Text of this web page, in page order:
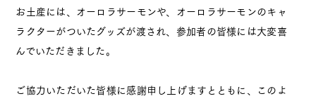
ブルーベリー
公式 Instagram
お土産には、オーロラサーモンや、オーロラサーモンのキャ
ラクターがついたグッズが渡され、参加者の皆様には大変喜
んでいただきました。
ご協力いただいた皆様に感謝申し上げますとともに、このよ